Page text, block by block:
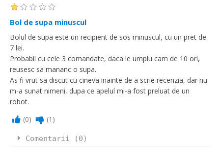
Bol de supa minuscul
Bolul de supa este un recipient de sos minuscul, cu un pret de
7 lei.
Probabil cu cele 3 comandate, daca le umplu cam de 10 ori,
reusesc sa mananc o supa.
As fi vrut sa discut cu cineva inainte de a scrie recenzia, dar nu
m-a sunat nimeni, dupa ce apelul mi-a fost preluat de un
robot.
(0) (1 )
Comentarii (0)